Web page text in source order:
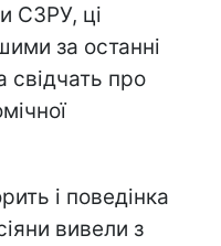
СЗРУ, ці
за останні
свідчать про
і поведінка
вивели з